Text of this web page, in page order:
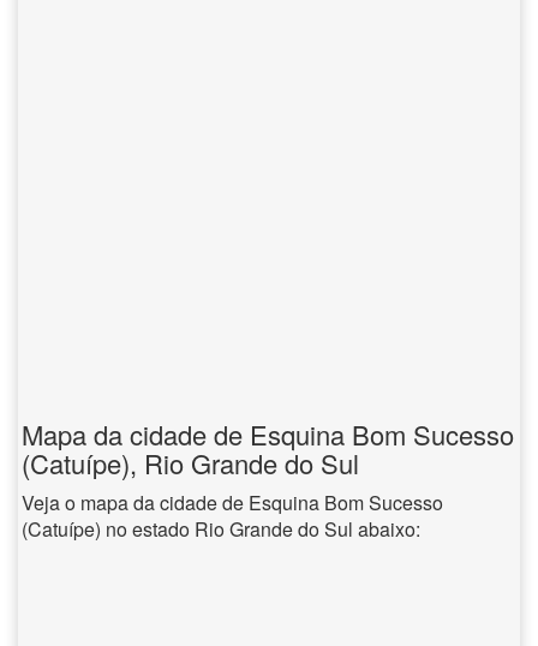
Mapa da cidade de Esquina Bom Sucesso
(Catuípe), Rio Grande do Sul
Veja o mapa da cidade de Esquina Bom Sucesso
(Catuípe) no estado Rio Grande do Sul abaixo: